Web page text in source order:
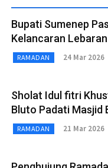
Bupati Sumenep
Kelancaran
RAMADAN 24 Mar 2026
Sholat Idul fitri
Bluto Padati Masjid
RAMADAN 21 Mar 2026